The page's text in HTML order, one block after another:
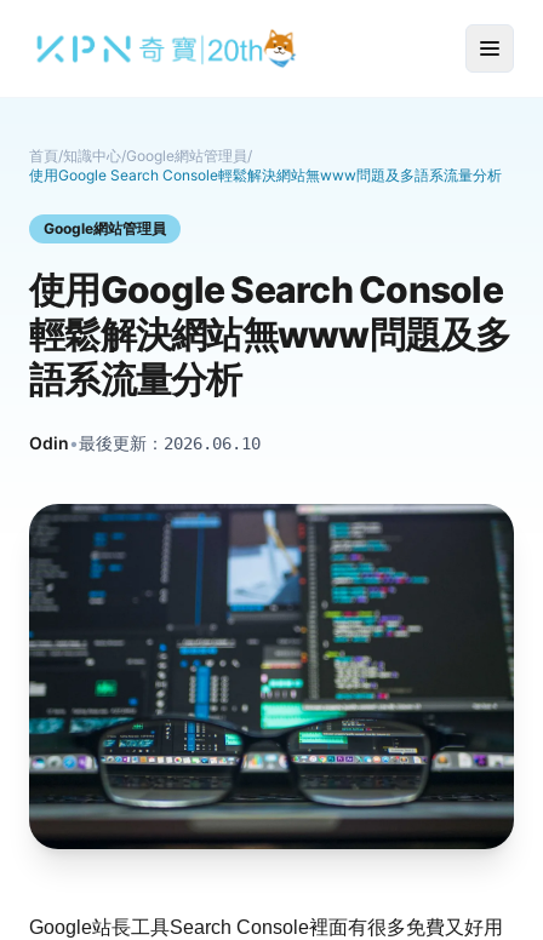
首頁/知識中心/Google網站管理員 /
使用Google Search Console輕鬆解決網站無www問題及多語系流量分析
Google網站管理員
使用Google Search Console
輕鬆解決網站無www問題及多
語系流量分析
Odin•最後更新： 2026.06.10
Google站長工具Search Console裡面有很多免費又好用